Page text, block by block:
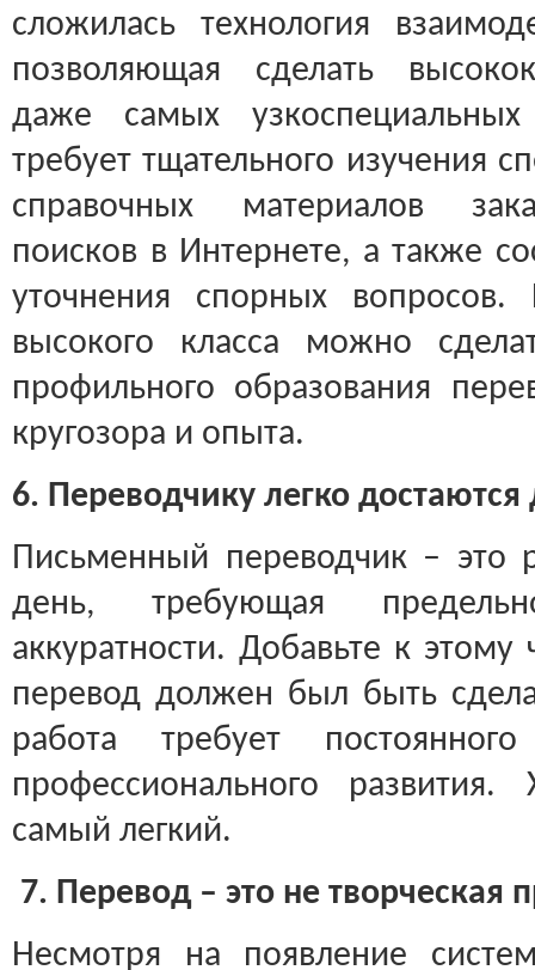
сложилась технология
позволяющая сделать
даже самых
требует тщательного изучения
справочных материалов
поисков в Интернете, а также
уточнения спорных
высокого класса можно
профильного образования
кругозора и опыта.
6. Переводчику легко достаются
Письменный переводчик – это
день, требующая
аккуратности. Добавьте к этому
перевод должен был быть
работа требует
профессионального
самый легкий.
7. Перевод – это не творческая
Несмотря на появление